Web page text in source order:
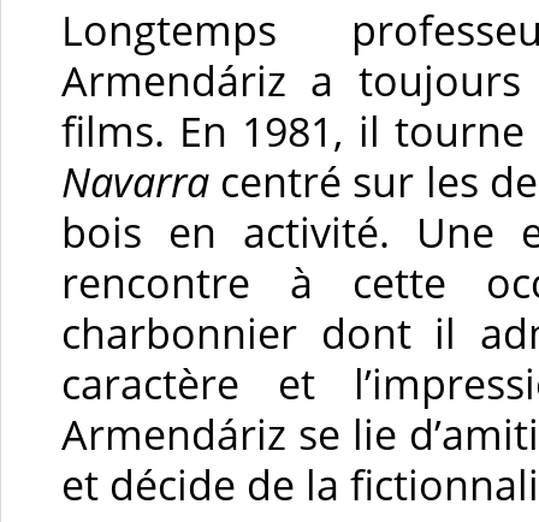
Longtemps
Armendáriz a
films. En 1981, il
Navarra centré sur les
bois en activité. Une
rencontre à cette
charbonnier dont il
caractère et
Armendáriz se lie
et décide de la